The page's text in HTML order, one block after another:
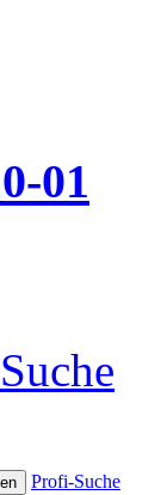
01
Profi-Suche